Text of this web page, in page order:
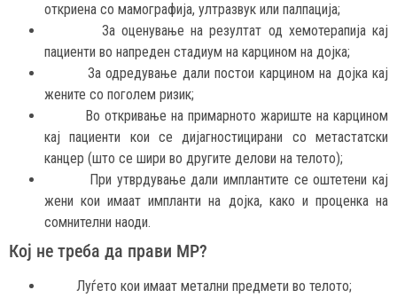
откриена со мамографија, ултразвук или палпација;
За оценување на резултат од хемотерапија кај
пациенти во напреден стадиум на карцином на дојка;
За одредување дали постои карцином на дојка кај
жените со поголем ризик;
Во откривање на примарното жариште на карцином
кај пациенти кои се дијагностицирани со метастатски
канцер (што се шири во другите делови на телото);
При утврдување дали имплантите се оштетени кај
жени кои имаат импланти на дојка, како и проценка на
сомнителни наоди.
Кој не треба да прави МР?
Луѓето кои имаат метални предмети во телото;